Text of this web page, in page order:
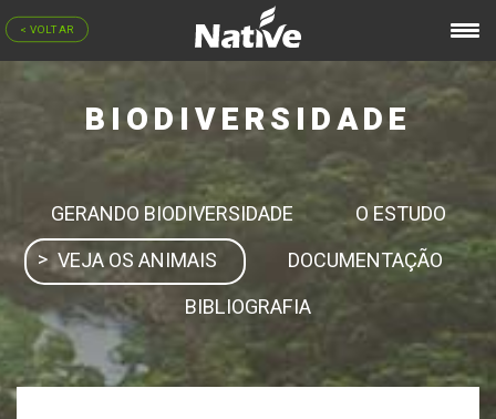
BIODIVERSIDADE
GERANDO BIODIVERSIDADE
O ESTUDO
VEJA OS ANIMAIS
DOCUMENTAÇÃO
BIBLIOGRAFIA
< VOLTAR